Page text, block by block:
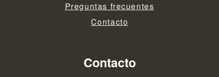
Preguntas frecuentes
Contacto
Contacto